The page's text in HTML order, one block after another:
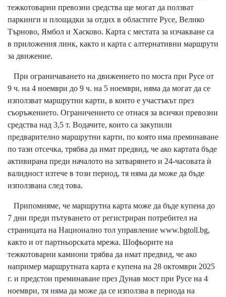
тежкотоварни превозни средства ще могат да ползват
паркинги и площадки за отдих в областите Русе, Велико
Търново, Ямбол и Хасково. Карта с местата за изчакване са
в приложения линк, както и карта с алтернативни маршрути
за движение.
При ограничаването на движението по моста при Русе от
9 ч. на 4 ноември до 9 ч. на 5 ноември, няма да могат да се
използват маршрутни карти, в които е участъкът през
съоръжението. Ограничението се отнася за всички превозни
средства над 3,5 т. Водачите, които са закупили
предварително маршрутни карти, по която има преминаване
по тази отсечка, трябва да имат предвид, че ако картата бъде
активирана преди началото на затварянето и 24-часовата ѝ
валидност изтече в този период, тя няма да може да бъде
използвана след това.
Припомняме, че маршрутна карта може да бъде купена до
7 дни преди пътуването от регистриран потребител на
страницата на Национално тол управление www.bgtoll.bg,
както и от партньорската мрежа. Шофьорите на
тежкотоварни камиони трябва да имат предвид, че ако
например маршрутната карта е купена на 28 октомври 2025
г. и предстои преминаване през Дунав мост при Русе на 4
ноември, тя няма да може да се използва в периода на